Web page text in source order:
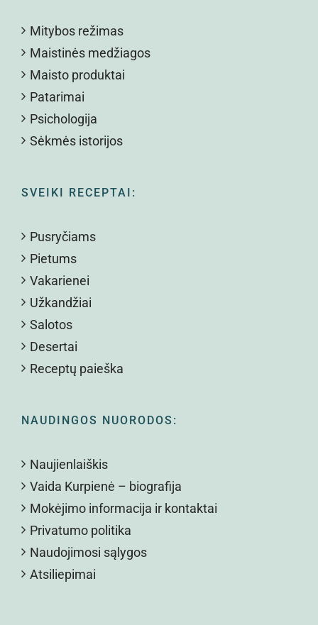
Mitybos režimas
Maistinės medžiagos
Maisto produktai
Patarimai
Psichologija
Sėkmės istorijos
SVEIKI RECEPTAI:
Pusryčiams
Pietums
Vakarienei
Užkandžiai
Salotos
Desertai
Receptų paieška
NAUDINGOS NUORODOS:
Naujienlaiškis
Vaida Kurpienė – biografija
Mokėjimo informacija ir kontaktai
Privatumo politika
Naudojimosi sąlygos
Atsiliepimai